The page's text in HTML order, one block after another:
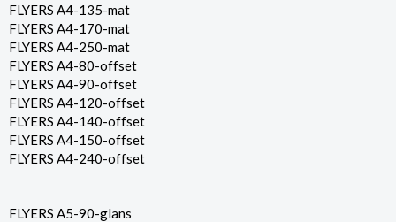
FLYERS A4-135-mat
FLYERS A4-170-mat
FLYERS A4-250-mat
FLYERS A4-80-offset
FLYERS A4-90-offset
FLYERS A4-120-offset
FLYERS A4-140-offset
FLYERS A4-150-offset
FLYERS A4-240-offset
FLYERS A5-90-glans